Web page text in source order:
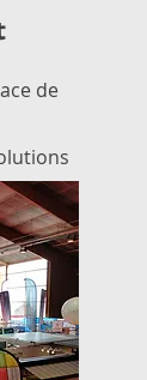
de
plus